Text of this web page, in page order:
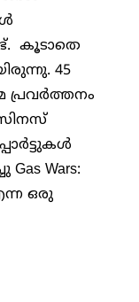
കൂടാതെ
45
പ്രവർത്തനം
Wars:
എന്ന ഒരു